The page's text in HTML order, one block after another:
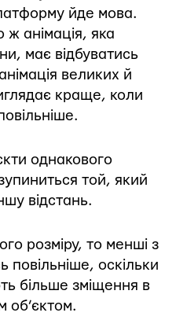
йде мова.
анімація, яка
має відбуватись
великих й
краще, коли
однакового
той, який
відстань.
розміру, то менші з
повільніше, оскільки
більше зміщення в
об’єктом.